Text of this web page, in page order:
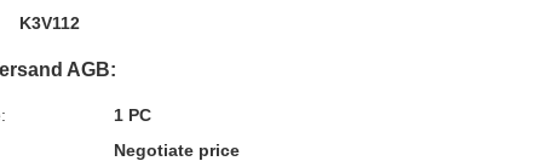
K3V112
AGB:
1 PC
Negotiate price